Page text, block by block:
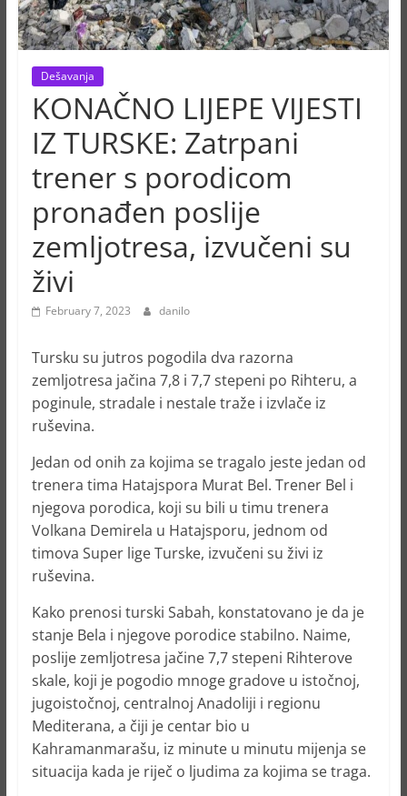
Dešavanja
KONAČNO LIJEPE VIJESTI
IZ TURSKE: Zatrpani
trener s porodicom
pronađen poslije
zemljotresa, izvučeni su
živi
February 7, 2023 danilo
Tursku su jutros pogodila dva razorna
zemljotresa jačina 7,8 i 7,7 stepeni po Rihteru, a
poginule, stradale i nestale traže i izvlače iz
ruševina.
Jedan od onih za kojima se tragalo jeste jedan od
trenera tima Hatajspora Murat Bel. Trener Bel i
njegova porodica, koji su bili u timu trenera
Volkana Demirela u Hatajsporu, jednom od
timova Super lige Turske, izvučeni su živi iz
ruševina.
Kako prenosi turski Sabah, konstatovano je da je
stanje Bela i njegove porodice stabilno. Naime,
poslije zemljotresa jačine 7,7 stepeni Rihterove
skale, koji je pogodio mnoge gradove u istočnoj,
jugoistočnoj, centralnoj Anadoliji i regionu
Mediterana, a čiji je centar bio u
Kahramanmarašu, iz minute u minutu mijenja se
situacija kada je riječ o ljudima za kojima se traga.